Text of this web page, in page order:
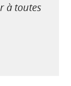
à toutes